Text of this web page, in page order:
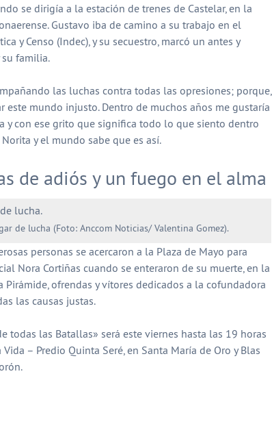
se dirigía a la estación de trenes de Castelar, en la
Gustavo iba de camino a su trabajo en el
y Censo (Indec), y su secuestro, marcó un antes y
familia.
las luchas contra todas las opresiones; porque,
este mundo injusto. Dentro de muchos años me gustaría
y con ese grito que significa todo lo que siento dentro
y el mundo sabe que es así.
de adiós y un fuego en el alma
de lucha (Foto: Anccom Noticias/ Valentina Gomez).
personas se acercaron a la Plaza de Mayo para
Nora Cortiñas cuando se enteraron de su muerte, en la
Pirámide, ofrendas y vítores dedicados a la cofundadora
las causas justas.
todas las Batallas» será este viernes hasta las 19 horas
– Predio Quinta Seré, en Santa María de Oro y Blas